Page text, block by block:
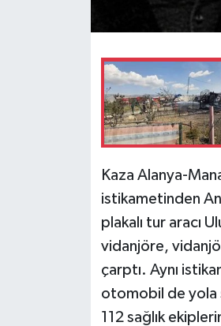
Kaza Alanya-
istikametinden
plakalı tur aracı
vidanjöre,
çarptı. Aynı
otomobil de yola
112 sağlık